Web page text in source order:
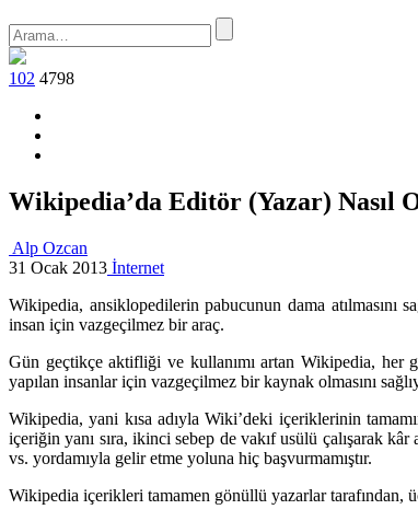
102 4798
Wikipedia’da Editör (Yazar) Nasıl
Alp Ozcan
31 Ocak 2013 İnternet
Wikipedia, ansiklopedilerin pabucunun dama
insan için vazgeçilmez bir araç.
Gün geçtikçe aktifliği ve kullanımı artan Wikipedia, her
yapılan insanlar için vazgeçilmez bir kaynak olmasını
Wikipedia, yani kısa adıyla Wiki’deki içeriklerinin
içeriğin yanı sıra, ikinci sebep de vakıf usülü çalışarak
vs. yordamıyla gelir etme yoluna hiç başvurmamıştır.
Wikipedia içerikleri tamamen gönüllü yazarlar tarafından,